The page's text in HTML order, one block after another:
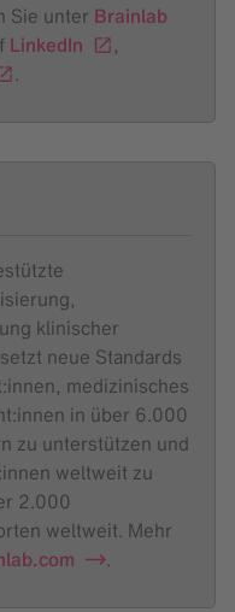
Sie unter Brainlab
LinkedIn
,
.
klinischer
neue Standards
medizinisches
in über 6.000
zu unterstützen und
weltweit zu
2.000
weltweit. Mehr
.